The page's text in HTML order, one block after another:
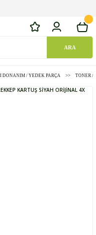
ARA
DONANIM / YEDEK PARÇA TONER /